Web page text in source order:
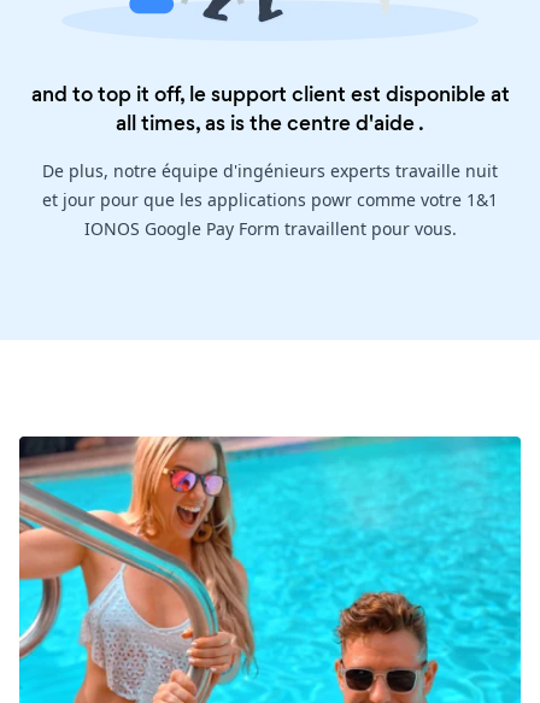
and to top it off, le support client est disponible at
all times, as is thecentre d'aide.
De plus, notre équipe d'ingénieurs experts travaille nuit
et jour pour que les applications powr comme votre 1&1
IONOS Google Pay Form travaillent pour vous.